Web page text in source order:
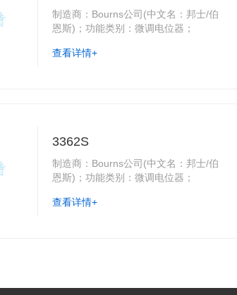
制造商：Bourns公司(中文名：邦士/伯
恩斯)；功能类别：微调电位器；
查看详情+
3362S
制造商：Bourns公司(中文名：邦士/伯
恩斯)；功能类别：微调电位器；
查看详情+